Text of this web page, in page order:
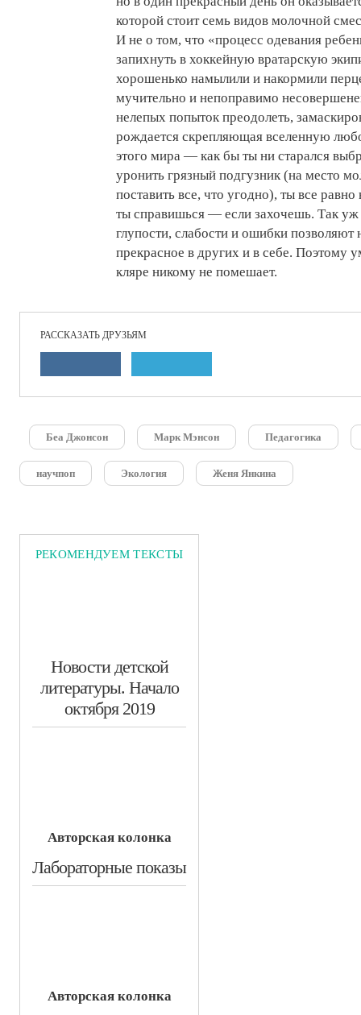
которой стоит семь видов молочной
И не о том, что «процесс одевания
запихнуть в хоккейную вратарскую
хорошенько намылили и накормили
мучительно и непоправимо
нелепых попыток преодолеть,
рождается скрепляющая вселенную
этого мира — как бы ты ни старался
уронить грязный подгузник (на место
поставить все, что угодно), ты все
ты справишься — если захочешь. Так уж
глупости, слабости и ошибки позволяют
прекрасное в других и в себе. Поэтому
кляре никому не помешает.
РАССКАЗАТЬ ДРУЗЬЯМ
Беа Джонсон Марк Мэнсон Педагогика
научпоп Экология Женя Янкина
РЕКОМЕНДУЕМ ТЕКСТЫ
​Новости детской
литературы. Начало
октября 2019
Авторская колонка
​Лабораторные показы
Авторская колонка